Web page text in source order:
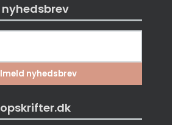
nyhedsbrev
opskrifter.dk